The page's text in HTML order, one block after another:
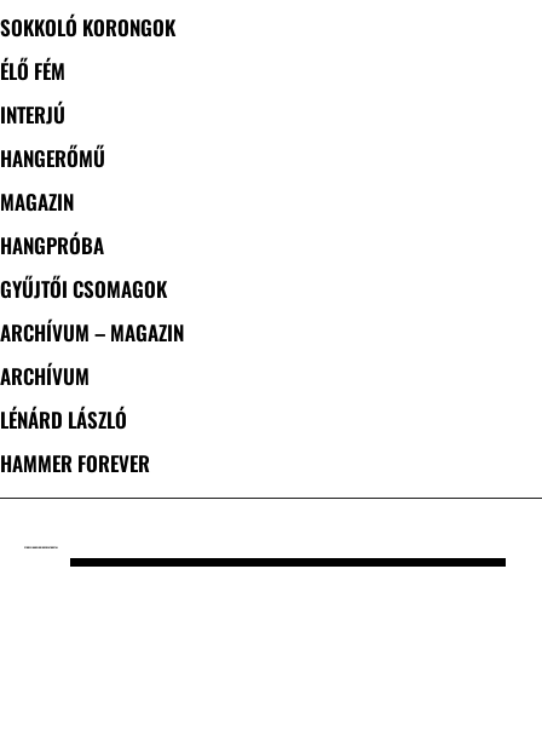
SOKKOLÓ KORONGOK
ÉLŐ FÉM
INTERJÚ
HANGERŐMŰ
MAGAZIN
HANGPRÓBA
GYŰJTŐI CSOMAGOK
ARCHÍVUM – MAGAZIN
ARCHÍVUM
LÉNÁRD LÁSZLÓ
HAMMER FOREVER